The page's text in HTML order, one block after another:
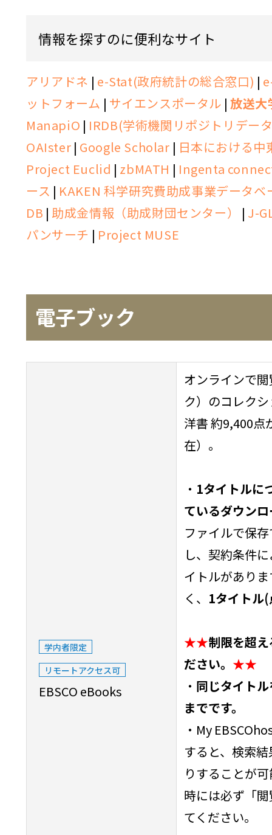
情報を探すのに便利なサイト
アリアドネ | e-Stat(政府統計の総合窓口) |
ットフォーム | サイエンスポータル |放送大
ManapiO | IRDB(学術機関リポジトリデー
OAIster | Google Scholar | 日本における中
Project Euclid | zbMATH | Ingenta
ース | KAKEN 科学研究費助成事業データベ
DB | 助成金情報（助成財団センター） | J-
パンサーチ | Project MUSE
電子ブック
学内者限定
リモートアクセス可
EBSCO eBooks
オンラインで
ク）のコレク
洋書 約9,400点
在）。
・ 1タイトルに
ているダウン
ファイルで保
し、契約条件
イトルがあり
く、 1タイトル
★★制限を超
ださい。 ★★
・ 同じタイト
までです。
・My
すると、検索
りすることが
時には必ず「
てください。